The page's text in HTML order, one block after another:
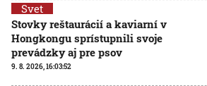
Svet
Stovky reštaurácií a kaviarní v
Hongkongu sprístupnili svoje
prevádzky aj pre psov
9. 8. 2026, 16:03:52